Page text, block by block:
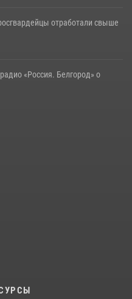
отработали свыше
«Россия. Белгород» о